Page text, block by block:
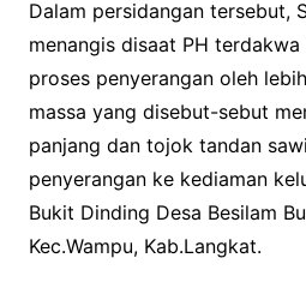
Dalam persidangan tersebut,
menangis disaat PH
proses penyerangan oleh
massa yang disebut-sebut
panjang dan tojok tandan
penyerangan ke kediaman
Bukit Dinding Desa Besilam
Kec.Wampu, Kab.Langkat.